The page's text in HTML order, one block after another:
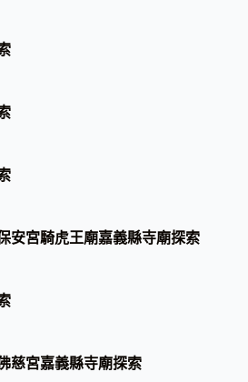
安宮騎虎王廟嘉義縣寺廟探索
慈宮嘉義縣寺廟探索